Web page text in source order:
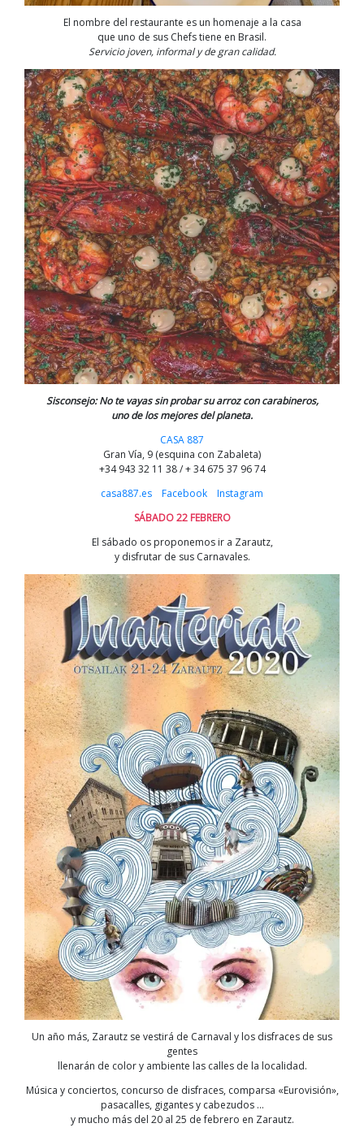
El nombre del restaurante es un homenaje a la casa
que uno de sus Chefs tiene en Brasil.
Servicio joven, informal y de gran calidad.
Sisconsejo: No te vayas sin probar su arroz con carabineros,
uno de los mejores del planeta.
CASA 887
Gran Vía, 9 (esquina con Zabaleta)
+34 943 32 11 38 / + 34 675 37 96 74
casa887.es
Facebook
Instagram
SÁBADO 22 FEBRERO
El sábado os proponemos ir a Zarautz,
y disfrutar de sus Carnavales.
Un año más, Zarautz se vestirá de Carnaval y los disfraces de sus
gentes
llenarán de color y ambiente las calles de la localidad.
Música y conciertos, concurso de disfraces, comparsa «Eurovisión»,
pasacalles, gigantes y cabezudos …
y mucho más del 20 al 25 de febrero en Zarautz.